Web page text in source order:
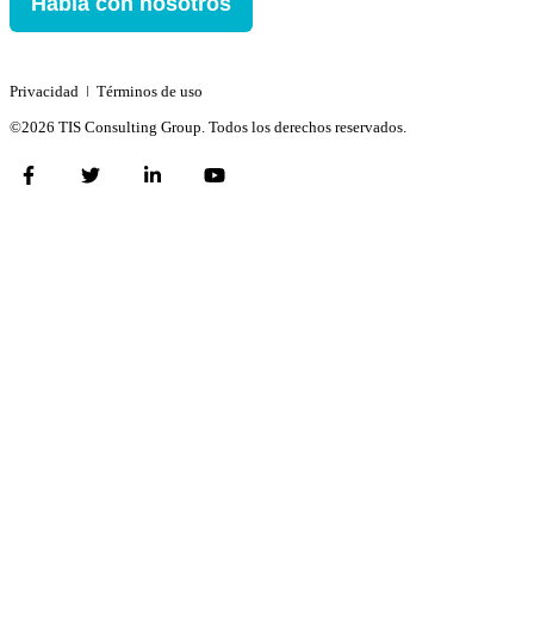
Privacidad ǀ Términos de uso
©2026 TIS Consulting Group. Todos los derechos reservados.